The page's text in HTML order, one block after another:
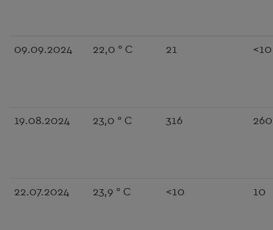
09.09.2024 22,0 ° C 21 <10
19.08.2024 23,0 ° C 316 260
22.07.2024 23,9 ° C <10 10